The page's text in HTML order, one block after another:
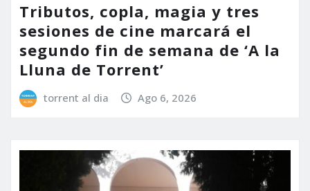
Tributos, copla, magia y tres
sesiones de cine marcará el
segundo fin de semana de ‘A la
Lluna de Torrent’
torrent al dia Ago 6, 2026